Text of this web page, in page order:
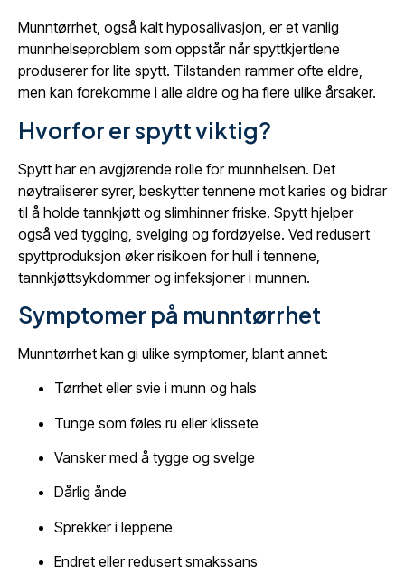
Munntørrhet, også kalt hyposalivasjon, er et vanlig
munnhelseproblem som oppstår når spyttkjertlene
produserer for lite spytt. Tilstanden rammer ofte eldre,
men kan forekomme i alle aldre og ha flere ulike årsaker.
Hvorfor er spytt viktig?
Spytt har en avgjørende rolle for munnhelsen. Det
nøytraliserer syrer, beskytter tennene mot karies og bidrar
til å holde tannkjøtt og slimhinner friske. Spytt hjelper
også ved tygging, svelging og fordøyelse. Ved redusert
spyttproduksjon øker risikoen for hull i tennene,
tannkjøttsykdommer og infeksjoner i munnen.
Symptomer på munntørrhet
Munntørrhet kan gi ulike symptomer, blant annet:
Tørrhet eller svie i munn og hals
Tunge som føles ru eller klissete
Vansker med å tygge og svelge
Dårlig ånde
Sprekker i leppene
Endret eller redusert smakssans